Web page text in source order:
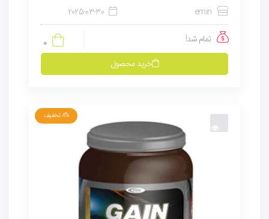
emin
2025-03-30
تمام شد!
0
خرید محصول
8% تخفیف